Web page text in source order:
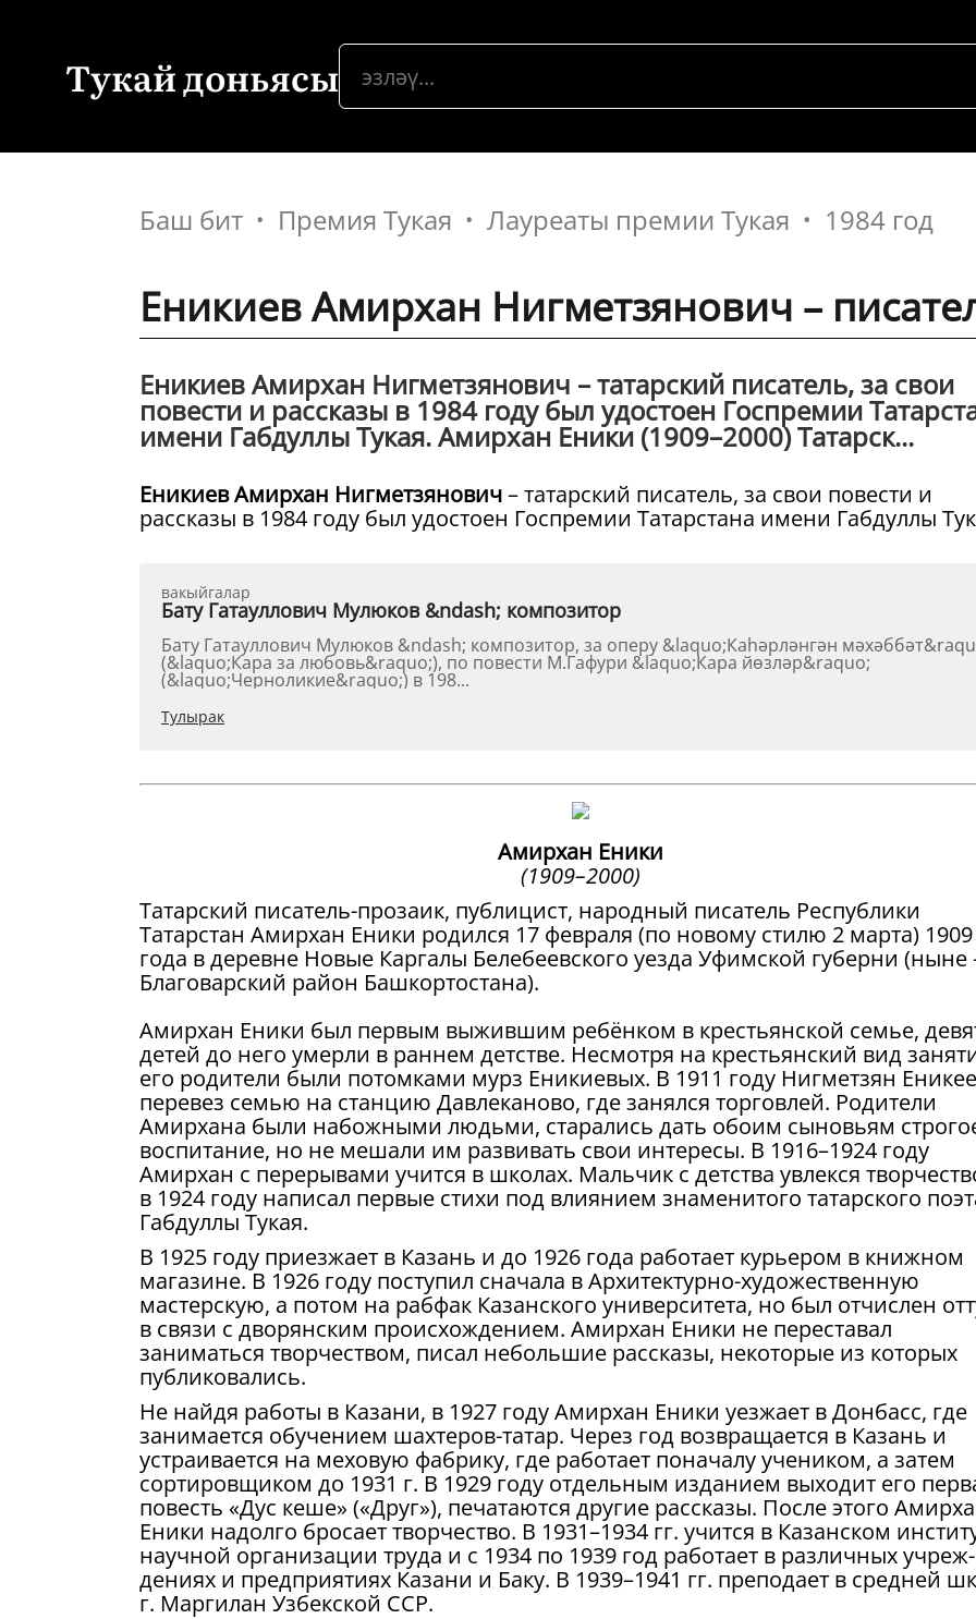
Тукай доньясы
Баш бит Премия Тукая Лауреаты премии Тукая 1984 год
Еникиев Амирхан Нигметзянович –
Еникиев Амирхан Нигметзянович – татарский писатель, за свои
повести и рассказы в 1984 году был удостоен Госпремии
имени Габдуллы Тукая. Амирхан Еники (1909–2000) Татарск...
Еникиев Амирхан Нигметзянович– татарский писатель, за свои повести и
рассказы в 1984 году был удостоен Госпремии Татарстана имени Габдуллы
вакыйгалар
Бату Гатауллович Мулюков &ndash; композитор
Бату Гатауллович Мулюков &ndash; композитор, за оперу &laquo;Каһәрләнгән
(&laquo;Кара за любовь&raquo;), по повести М.Гафури &laquo;Кара йөзләр&raquo;
(&laquo;Черноликие&raquo;) в 198...
Тулырак
Амирхан Еники
(1909–2000)
Татарский писатель-прозаик, публицист, народный писатель Республики
Татарстан Амирхан Еники родился 17 февраля (по новому стилю 2 марта) 1909
года в деревне Новые Каргалы Белебеевского уезда Уфимской губерни (ныне
Благоварский район Башкортостана).
Амирхан Еники был первым выжившим ребёнком в крестьянской семье,
детей до него умерли в раннем детстве. Несмотря на крестьянский вид
его родители были потомками мурз Еникиевых. В 1911 году Нигметзян
перевез семью на станцию Давлеканово, где занялся торговлей. Родители
Амирхана были набожными людьми, старались дать обоим сыновьям
воспитание, но не мешали им развивать свои интересы. В 1916–1924 году
Амирхан с перерывами учится в школах. Мальчик с детства увлекся
в 1924 году написал первые стихи под влиянием знаменитого татарского
Габдуллы Тукая.
В 1925 году приезжает в Казань и до 1926 года работает курьером в книжном
магазине. В 1926 году поступил сначала в Архитектурно-художественную
мастерскую, а потом на рабфак Казанского университета, но был отчислен
в связи с дворянским происхождением. Амирхан Еники не переставал
заниматься творчеством, писал небольшие рассказы, некоторые из которых
публиковались.
Не найдя работы в Казани, в 1927 году Амирхан Еники уезжает в Донбасс, где
занимается обучением шахтеров-татар. Через год возвращается в Казань и
устраивается на меховую фабрику, где работает поначалу учеником, а затем
сортировщиком до 1931 г. В 1929 году отдельным изданием выходит его
повесть «Дус кеше» («Друг»), печатаются другие рассказы. После этого
Еники надолго бросает творчество. В 1931–1934 гг. учится в Казанском
научной организации труда и с 1934 по 1939 год работает в различных учреж­
дениях и предприятиях Казани и Баку. В 1939–1941 гг. преподает в средней
г. Маргилан Узбекской ССР.